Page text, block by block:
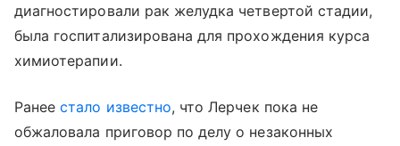
диагностировали рак желудка четвертой стадии,
была госпитализирована для прохождения курса
химиотерапии.
Ранеестало известно, что Лерчек пока не
обжаловала приговор по делу о незаконных